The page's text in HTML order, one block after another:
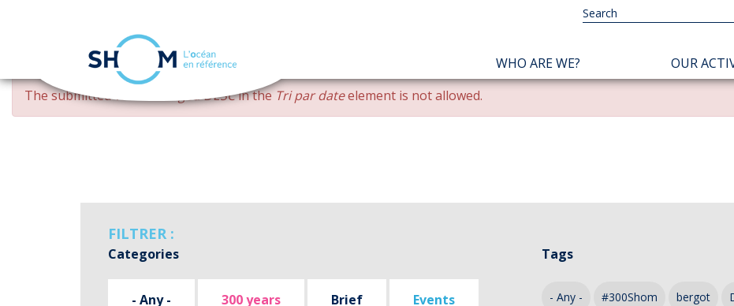
Skip
main
NAVIGATION
PRINCIPALE
WHO ARE WE? OUR
ERROR
MESSAGE
The submitted value changed DESCin theTri par dateelement is not allowed.
FILTRER :
Categories
- Any - 300 years Brief Events
Tags
- Any - #300Shom bergot